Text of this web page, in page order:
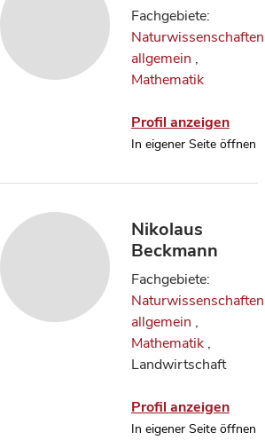
Fachgebiete:
Naturwissenschaften
allgemein ,
Mathematik
Profil anzeigen
In eigener Seite öffnen
Nikolaus
Beckmann
Fachgebiete:
Naturwissenschaften
allgemein ,
Mathematik ,
Landwirtschaft
Profil anzeigen
In eigener Seite öffnen